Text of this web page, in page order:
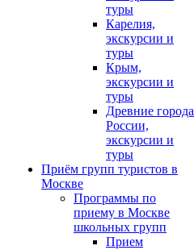
туры
Карелия,
экскурсии и
туры
Крым,
экскурсии и
туры
Древние города
России,
экскурсии и
туры
Приём групп туристов в
Москве
Программы по
приему в Москве
школьных групп
Прием